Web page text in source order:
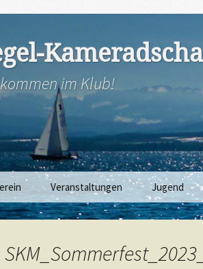
im Klub!
Veranstaltungen Jugend